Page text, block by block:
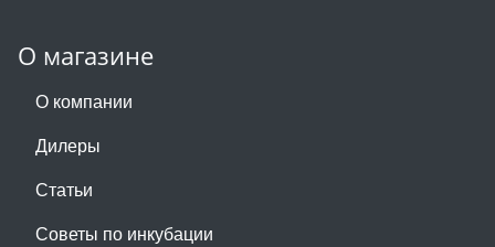
О магазине
О компании
Дилеры
Статьи
Советы по инкубации